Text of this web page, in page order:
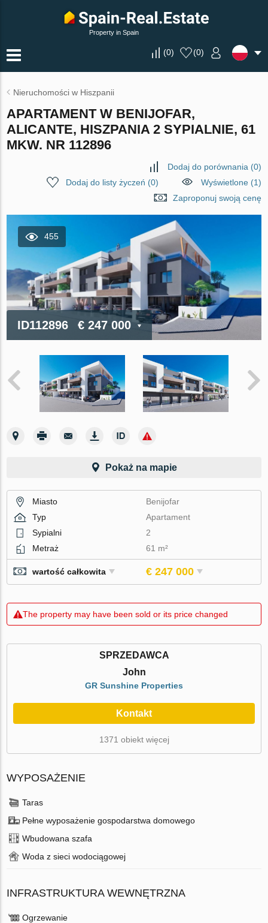
Property in Spain
(0) (0)
Nieruchomości w Hiszpanii
APARTAMENT W BENIJOFAR,
ALICANTE, HISZPANIA 2 SYPIALNIE, 61
MKW. NR 112896
Dodaj do porównania (0)
Dodaj do listy życzeń (0)
Wyświetlone (1)
Zaproponuj swoją cenę
455
ID112896 € 247 000
Pokaż na mapie
Miasto
Benijofar
Typ
Apartament
Sypialni
2
Metraż
61 m²
wartość całkowita € 247 000
The property may have been sold or its price changed
SPRZEDAWCA
John
GR Sunshine Properties
Kontakt
1371 obiekt więcej
WYPOSAŻENIE
Taras
Pełne wyposażenie gospodarstwa domowego
Wbudowana szafa
Woda z sieci wodociągowej
INFRASTRUKTURA WEWNĘTRZNA
Ogrzewanie